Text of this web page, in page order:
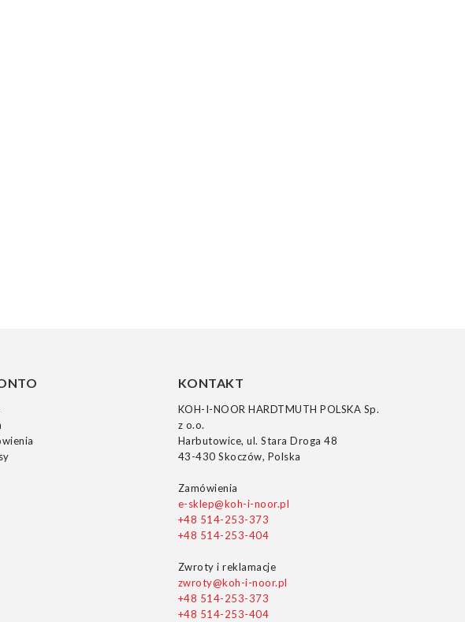
KONTAKT
KOH-I-NOOR HARDTMUTH POLSKA Sp.
z o.o.
Harbutowice, ul. Stara Droga 48
43-430 Skoczów, Polska
Zamówienia
e-sklep@koh-i-noor.pl
+48 514-253-373
+48 514-253-404
Zwroty i reklamacje
zwroty@koh-i-noor.pl
+48 514-253-373
+48 514-253-404